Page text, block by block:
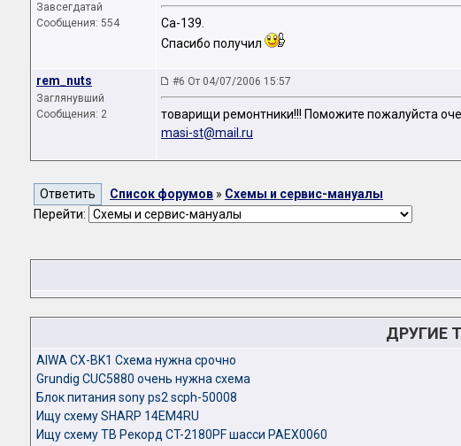
Завсегдатай
Сообщения: 554
Ca-139.
Спасибо получил
rem_nuts
Заглянувший
Сообщения: 2
#6 От 04/07/2006 15:57
товарищи ремонтники!!! Поможите пожалуйста
masi-st@mail.ru
Список форумов » Схемы и сервис-мануалы
Перейти:
ДРУГИЕ
AIWA CX-BK1 Схема нужна срочно
Grundig CUC5880 очень нужна схема
Блок питания sony ps2 scph-50008
Ищу схему SHARP 14EM4RU
Ищу схему ТВ Рекорд СT-2180PF шасси PAEX0060